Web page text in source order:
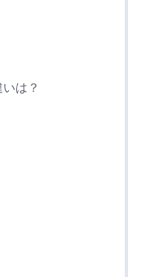
は？